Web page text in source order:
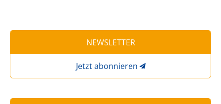
NEWSLETTER
Jetzt abonnieren